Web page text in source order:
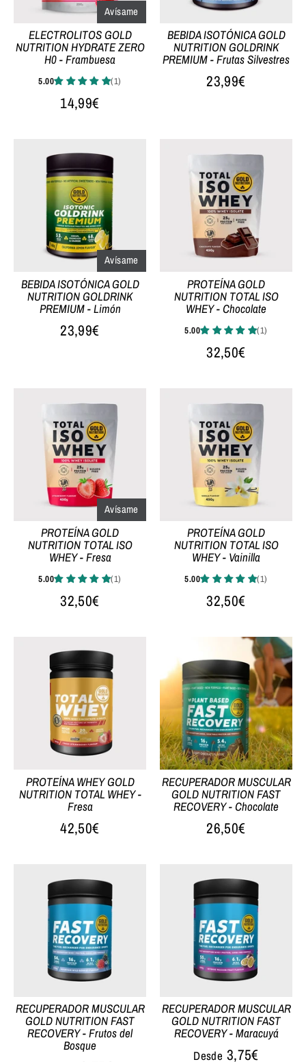
Avísame
ELECTROLITOS GOLD
NUTRITION HYDRATE ZERO
H0 - Frambuesa
14,99€
BEBIDA ISOTÓNICA GOLD
NUTRITION GOLDRINK
PREMIUM - Frutas Silvestres
23,99€
Avísame
BEBIDA ISOTÓNICA GOLD
NUTRITION GOLDRINK
PREMIUM - Limón
23,99€
PROTEÍNA GOLD
NUTRITION TOTAL ISO
WHEY - Chocolate
32,50€
Avísame
PROTEÍNA GOLD
NUTRITION TOTAL ISO
WHEY - Fresa
32,50€
PROTEÍNA GOLD
NUTRITION TOTAL ISO
WHEY - Vainilla
32,50€
PROTEÍNA WHEY GOLD
NUTRITION TOTAL WHEY -
Fresa
42,50€
RECUPERADOR MUSCULAR
GOLD NUTRITION FAST
RECOVERY - Chocolate
26,50€
RECUPERADOR MUSCULAR
GOLD NUTRITION FAST
RECOVERY - Frutos del
Bosque
RECUPERADOR MUSCULAR
GOLD NUTRITION FAST
RECOVERY - Maracuyá
Desde 3,75€